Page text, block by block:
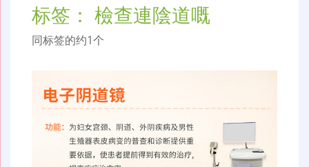
标签： 檢查連陰道嘅
同标签的约1个